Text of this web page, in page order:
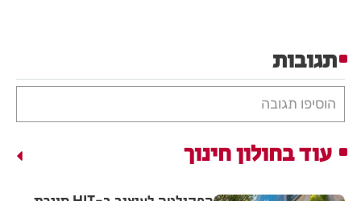
תגובות
הוסיפו תגובה
עוד בחולון חינוך